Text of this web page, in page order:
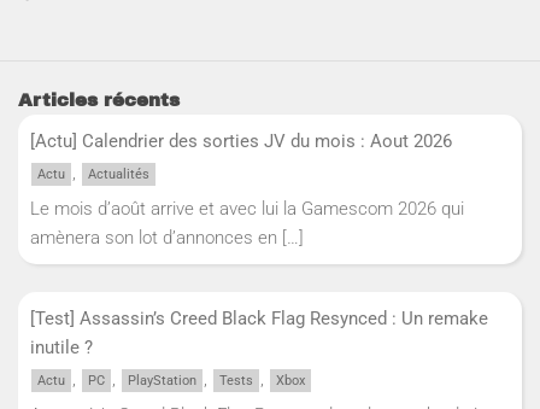
Articles récents
[Actu] Calendrier des sorties JV du mois : Aout 2026
Actu , Actualités
Le mois d’août arrive et avec lui la Gamescom 2026 qui
amènera son lot d’annonces en […]
[Test] Assassin’s Creed Black Flag Resynced : Un remake
inutile ?
Actu , PC , PlayStation , Tests , Xbox